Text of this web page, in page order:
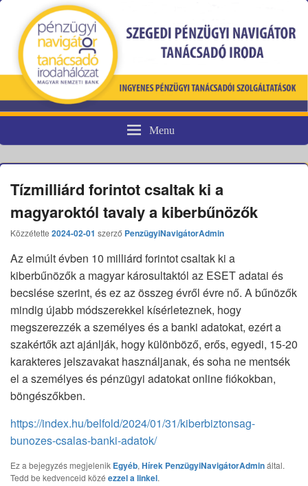
Pénzügyi fogyasztóvédelem
Menu
Tízmilliárd forintot csaltak ki a
magyaroktól tavaly a kiberbűnözők
Közzétette 2024-02-01 szerző PenzügyiNavigátorAdmin
Az elmúlt évben 10 milliárd forintot csaltak ki a
kiberbűnözők a magyar károsultaktól az ESET adatai és
becslése szerint, és ez az összeg évről évre nő. A bűnözők
mindig újabb módszerekkel kísérleteznek, hogy
megszerezzék a személyes és a banki adatokat, ezért a
szakértők azt ajánlják, hogy különböző, erős, egyedi, 15-20
karakteres jelszavakat használjanak, és soha ne mentsék
el a személyes és pénzügyi adatokat online fiókokban,
böngészőkben.
https://index.hu/belfold/2024/01/31/kiberbiztonsag-
bunozes-csalas-banki-adatok/
Ez a bejegyzés megjelenik Egyéb, Hírek PenzügyiNavigátorAdmináltal.
Tedd be kedvenceid közé ezzel a linkel.